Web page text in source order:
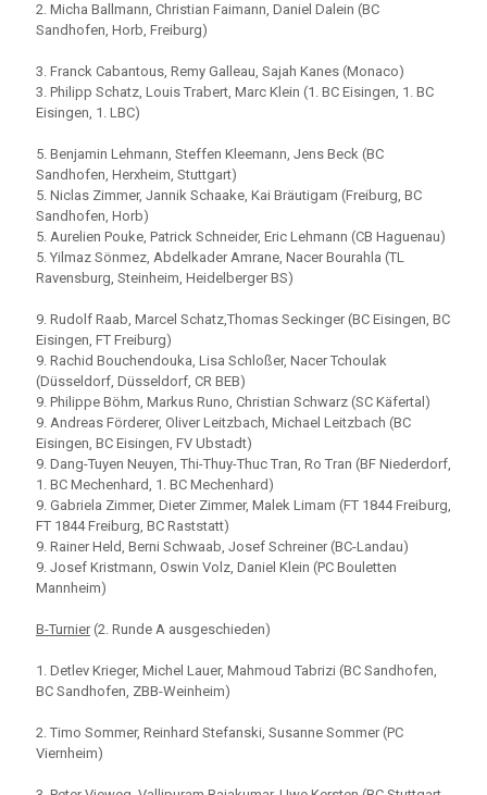
2. Micha Ballmann, Christian Faimann, Daniel Dalein (BC
Sandhofen, Horb, Freiburg)
3. Franck Cabantous, Remy Galleau, Sajah Kanes (Monaco)
3. Philipp Schatz, Louis Trabert, Marc Klein (1. BC Eisingen, 1. BC
Eisingen, 1. LBC)
5. Benjamin Lehmann, Steffen Kleemann, Jens Beck (BC
Sandhofen, Herxheim, Stuttgart)
5. Niclas Zimmer, Jannik Schaake, Kai Bräutigam (Freiburg, BC
Sandhofen, Horb)
5. Aurelien Pouke, Patrick Schneider, Eric Lehmann (CB Haguenau)
5. Yilmaz Sönmez, Abdelkader Amrane, Nacer Bourahla (TL
Ravensburg, Steinheim, Heidelberger BS)
9. Rudolf Raab, Marcel Schatz,Thomas Seckinger (BC Eisingen, BC
Eisingen, FT Freiburg)
9. Rachid Bouchendouka, Lisa Schloßer, Nacer Tchoulak
(Düsseldorf, Düsseldorf, CR BEB)
9. Philippe Böhm, Markus Runo, Christian Schwarz (SC Käfertal)
9. Andreas Förderer, Oliver Leitzbach, Michael Leitzbach (BC
Eisingen, BC Eisingen, FV Ubstadt)
9. Dang-Tuyen Neuyen, Thi-Thuy-Thuc Tran, Ro Tran (BF Niederdorf,
1. BC Mechenhard, 1. BC Mechenhard)
9. Gabriela Zimmer, Dieter Zimmer, Malek Limam (FT 1844 Freiburg,
FT 1844 Freiburg, BC Raststatt)
9. Rainer Held, Berni Schwaab, Josef Schreiner (BC-Landau)
9. Josef Kristmann, Oswin Volz, Daniel Klein (PC Bouletten
Mannheim)
B-Turnier(2. Runde A ausgeschieden)
1. Detlev Krieger, Michel Lauer, Mahmoud Tabrizi (BC Sandhofen,
BC Sandhofen, ZBB-Weinheim)
2. Timo Sommer, Reinhard Stefanski, Susanne Sommer (PC
Viernheim)